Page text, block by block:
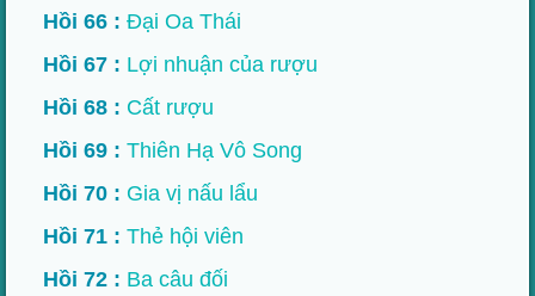
Hồi 66 : Đại Oa Thái
Hồi 67 : Lợi nhuận của rượu
Hồi 68 : Cất rượu
Hồi 69 : Thiên Hạ Vô Song
Hồi 70 : Gia vị nấu lẩu
Hồi 71 : Thẻ hội viên
Hồi 72 : Ba câu đối